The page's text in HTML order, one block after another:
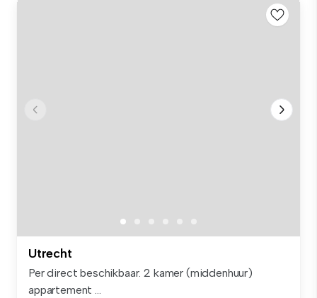
Utrecht
Per direct beschikbaar. 2 kamer (middenhuur)
appartement ...